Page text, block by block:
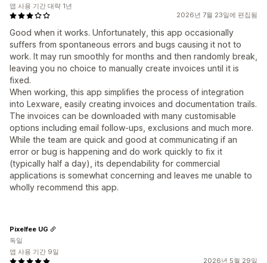
2026년 7월 23일에 편집됨
Good when it works. Unfortunately, this app occasionally
suffers from spontaneous errors and bugs causing it not to
work. It may run smoothly for months and then randomly break,
leaving you no choice to manually create invoices until it is
fixed.
When working, this app simplifies the process of integration
into Lexware, easily creating invoices and documentation trails.
The invoices can be downloaded with many customisable
options including email follow-ups, exclusions and much more.
While the team are quick and good at communicating if an
error or bug is happening and do work quickly to fix it
(typically half a day), its dependability for commercial
applications is somewhat concerning and leaves me unable to
wholly recommend this app.
앱 사용 기간 대략 1년
2026년 5월 29일
Pixelfee UG
독일
앱 사용 기간 9일